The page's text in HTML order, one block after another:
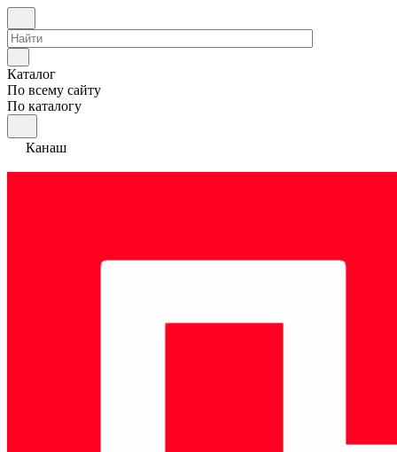
Каталог
По всему сайту
По каталогу
Канаш